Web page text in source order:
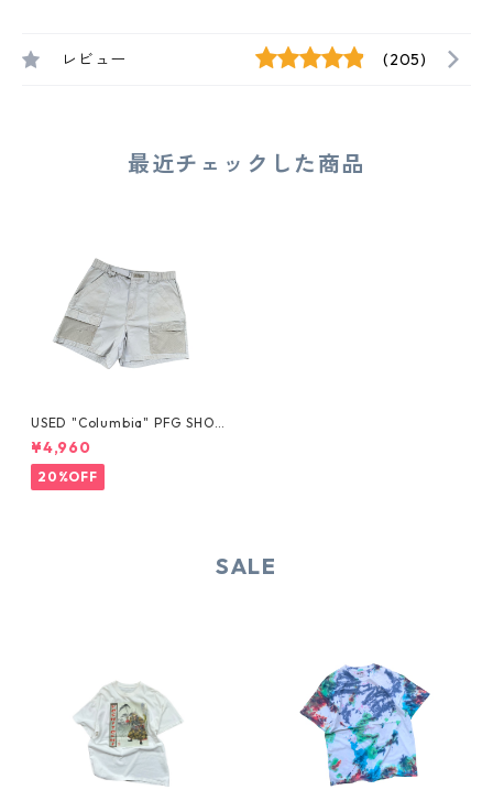
レビュー (205)
最近チェックした商品
USED "Columbia" PFG SHOR
TS
¥4,960
20%OFF
SALE